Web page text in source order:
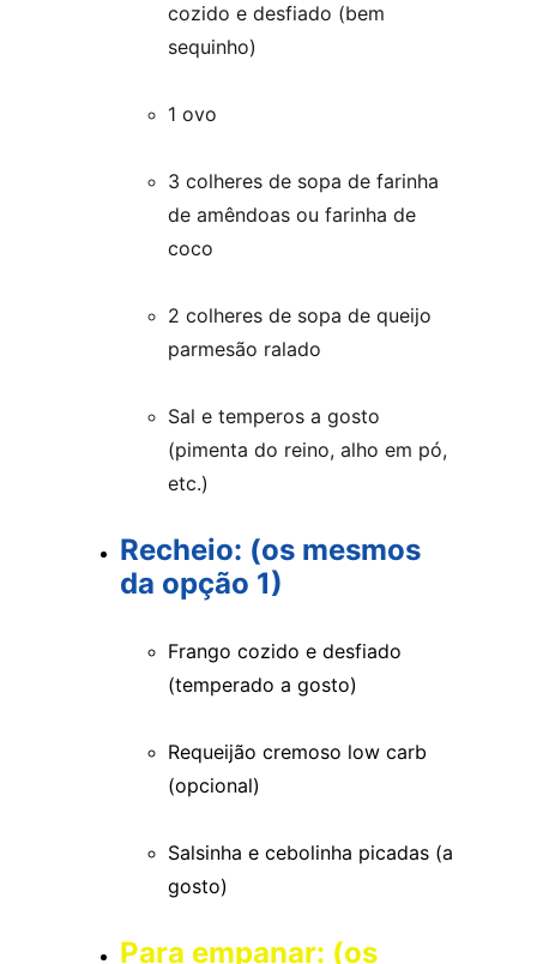
cozido e desfiado (bem
sequinho)
1 ovo
3 colheres de sopa de farinha
de amêndoas ou farinha de
coco
2 colheres de sopa de queijo
parmesão ralado
Sal e temperos a gosto
(pimenta do reino, alho em pó,
etc.)
Recheio: (os mesmos
da opção 1)
Frango cozido e desfiado
(temperado a gosto)
Requeijão cremoso low carb
(opcional)
Salsinha e cebolinha picadas (a
gosto)
Para empanar: (os